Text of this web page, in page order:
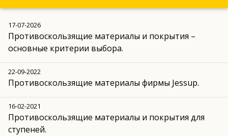
17-07-2026
Противоскользящие материалы и покрытия –
основные критерии выбора.
22-09-2022
Противоскользящие материалы фирмы Jessup.
16-02-2021
Противоскользящие материалы и покрытия для
ступеней.